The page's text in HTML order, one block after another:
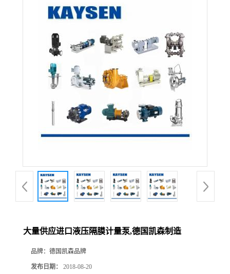
大量供应进口液压隔膜计量泵,德国凯森制造
品牌： 德国凯森品牌
发布日期： 2018-08-20